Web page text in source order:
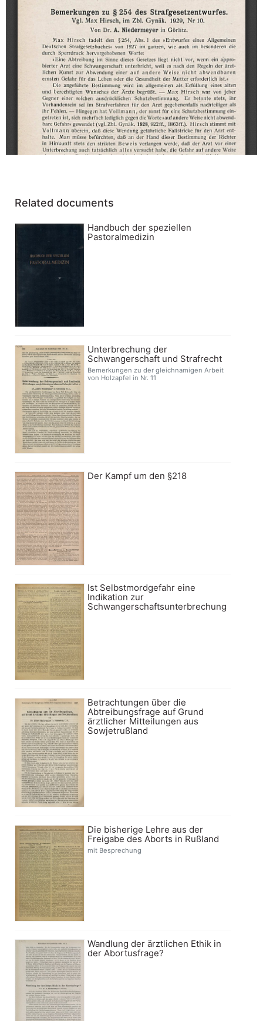
Related documents
Handbuch der speziellen
Pastoralmedizin
Unterbrechung der
Schwangerschaft und Strafrecht
Bemerkungen zu der gleichnamigen Arbeit
von Holzapfel in Nr. 11
Der Kampf um den §218
Ist Selbstmordgefahr eine
Indikation zur
Schwangerschaftsunterbrechung
Betrachtungen über die
Abtreibungsfrage auf Grund
ärztlicher Mitteilungen aus
Sowjetrußland
Die bisherige Lehre aus der
Freigabe des Aborts in Rußland
mit Besprechung
Wandlung der ärztlichen Ethik in
der Abortusfrage?